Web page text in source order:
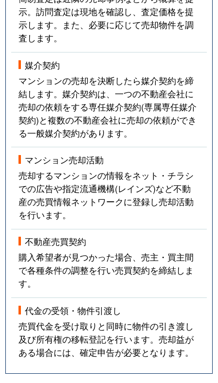
示。訪問査定は現地を確認し、査定価格を提
示します。また、必要に応じて売却物件を調
査します。
媒介契約
マンションの売却を決断したら媒介契約を締
結します。媒介契約は、一つの不動産会社に
売却の依頼をする専任媒介契約(専属専任媒介
契約)と複数の不動産会社に売却の依頼ができ
る一般媒介契約があります。
マンション売却活動
売却するマンションの情報をネット・チラシ
での広告や指定流通機構(レインズ)など不動
産の売買情報ネットワークに登録し売却活動
を行います。
不動産売買契約
購入希望者が見つかった場合、売主・買主間
で各種条件の調整を行い売買契約を締結しま
す。
代金の受領・物件引渡し
売買代金を受け取りと同時に物件の引き渡し
及び所有権の移転登記を行います。売却益が
ある場合には、確定申告が必要となります。